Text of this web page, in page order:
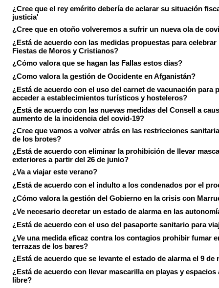
¿Cree que el rey emérito debería de aclarar su situación
justicia'
¿Cree que en otoño volveremos a sufrir un nueva ola de
¿Está de acuerdo con las medidas propuestas para celebrar
Fiestas de Moros y Cristianos?
¿Cómo valora que se hagan las Fallas estos días?
¿Como valora la gestión de Occidente en Afganistán?
¿Está de acuerdo con el uso del carnet de vacunación para
acceder a establecimientos turísticos y hosteleros?
¿Está de acuerdo con las nuevas medidas del Consell a
aumento de la incidencia del covid-19?
¿Cree que vamos a volver atrás en las restricciones
de los brotes?
¿Está de acuerdo con eliminar la prohibición de llevar
exteriores a partir del 26 de junio?
¿Va a viajar este verano?
¿Está de acuerdo con el indulto a los condenados por el
¿Cómo valora la gestión del Gobierno en la crisis con
¿Ve necesario decretar un estado de alarma en las
¿Está de acuerdo con el uso del pasaporte sanitario para
¿Ve una medida eficaz contra los contagios prohibir fumar
terrazas de los bares?
¿Está de acuerdo que se levante el estado de alarma el 9 de
¿Está de acuerdo con llevar mascarilla en playas y espacios
libre?